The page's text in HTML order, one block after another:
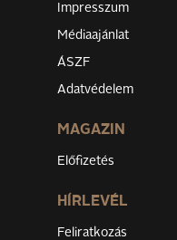
Impresszum
Médiaajánlat
ÁSZF
Adatvédelem
MAGAZIN
Előfizetés
HÍRLEVÉL
Feliratkozás